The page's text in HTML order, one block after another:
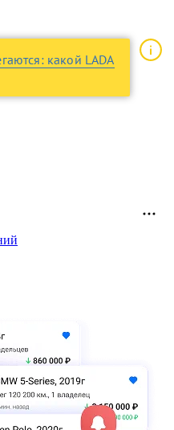
какой LADA